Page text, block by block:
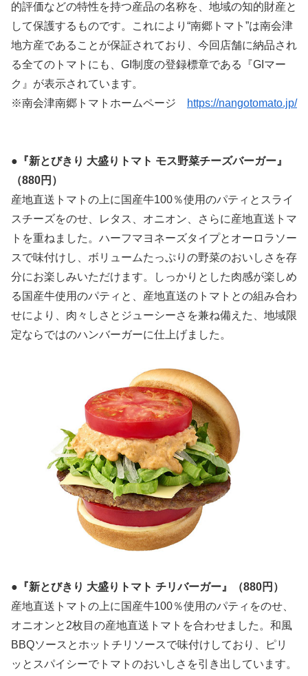
的評価などの特性を持つ産品の名称を、地域の知的財産と
して保護するものです。これにより“南郷トマト”は南会津
地方産であることが保証されており、今回店舗に納品され
る全てのトマトにも、GI制度の登録標章である『GIマー
ク』が表示されています。
※南会津南郷トマトホームページ
https://nangotomato.jp/
●『新とびきり 大盛りトマト モス野菜チーズバーガー』
（880円）
産地直送トマトの上に国産牛100％使用のパティとスライ
スチーズをのせ、レタス、オニオン、さらに産地直送トマ
トを重ねました。ハーフマヨネーズタイプとオーロラソー
スで味付けし、ボリュームたっぷりの野菜のおいしさを存
分にお楽しみいただけます。しっかりとした肉感が楽しめ
る国産牛使用のパティと、産地直送のトマトとの組み合わ
せにより、肉々しさとジューシーさを兼ね備えた、地域限
定ならではのハンバーガーに仕上げました。
●『新とびきり 大盛りトマト チリバーガー』（880円）
産地直送トマトの上に国産牛100％使用のパティをのせ、
オニオンと2枚目の産地直送トマトを合わせました。和風
BBQソースとホットチリソースで味付けしており、ピリ
ッとスパイシーでトマトのおいしさを引き出しています。